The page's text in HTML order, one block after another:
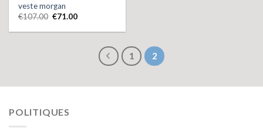
veste morgan
€107.00 €71.00
1 2
POLITIQUES